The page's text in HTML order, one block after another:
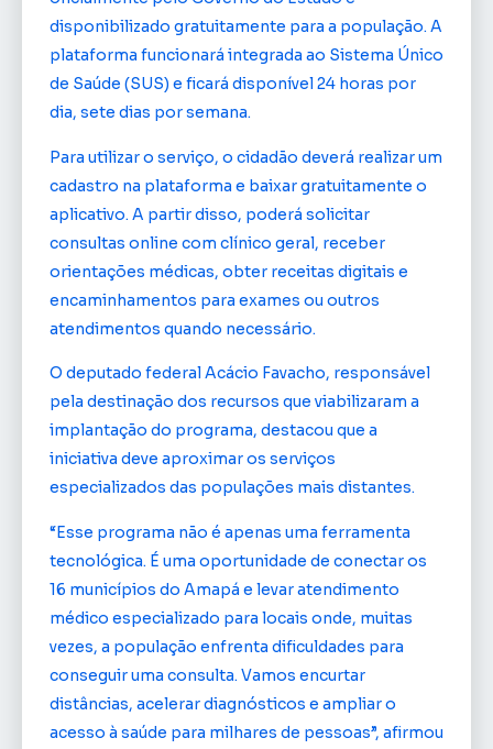
disponibilizado gratuitamente para a população. A
plataforma funcionará integrada ao Sistema Único
de Saúde (SUS) e ficará disponível 24 horas por
dia, sete dias por semana.
Para utilizar o serviço, o cidadão deverá realizar um
cadastro na plataforma e baixar gratuitamente o
aplicativo. A partir disso, poderá solicitar
consultas online com clínico geral, receber
orientações médicas, obter receitas digitais e
encaminhamentos para exames ou outros
atendimentos quando necessário.
O deputado federal Acácio Favacho, responsável
pela destinação dos recursos que viabilizaram a
implantação do programa, destacou que a
iniciativa deve aproximar os serviços
especializados das populações mais distantes.
“Esse programa não é apenas uma ferramenta
tecnológica. É uma oportunidade de conectar os
16 municípios do Amapá e levar atendimento
médico especializado para locais onde, muitas
vezes, a população enfrenta dificuldades para
conseguir uma consulta. Vamos encurtar
distâncias, acelerar diagnósticos e ampliar o
acesso à saúde para milhares de pessoas”, afirmou